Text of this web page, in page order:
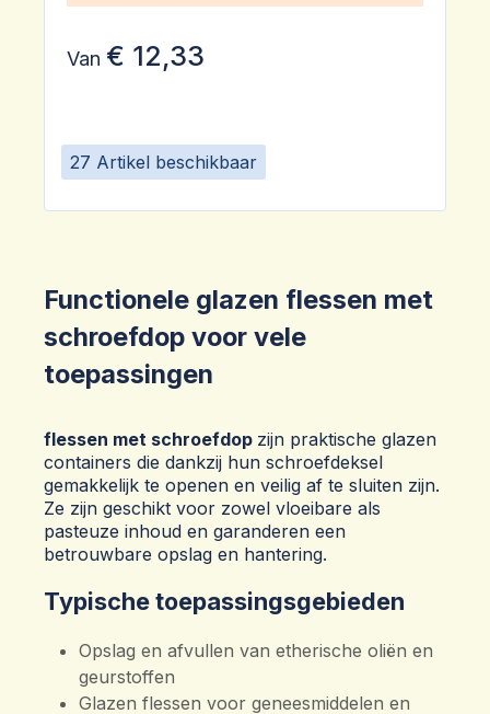
27 Artikel beschikbaar
Van € 12,33
Functionele glazen flessen met
schroefdop voor vele
toepassingen
flessen met schroefdop zijn praktische glazen
containers die dankzij hun schroefdeksel
gemakkelijk te openen en veilig af te sluiten zijn.
Ze zijn geschikt voor zowel vloeibare als
pasteuze inhoud en garanderen een
betrouwbare opslag en hantering.
Typische toepassingsgebieden
Opslag en afvullen van etherische oliën en
geurstoffen
Glazen flessen voor geneesmiddelen en